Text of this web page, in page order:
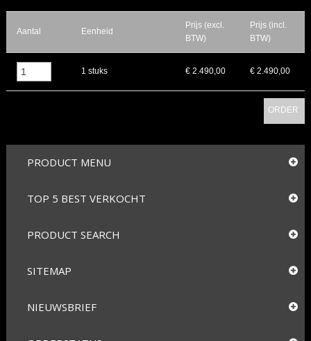
Aantal Eenheid
Prijs (excl.
BTW)
Prijs (incl.
BTW)
1 stuks € 2.490,00 € 2.490,00
ORDER
PRODUCT MENU
TOP 5 BEST VERKOCHT
PRODUCT SEARCH
SITEMAP
NIEUWSBRIEF